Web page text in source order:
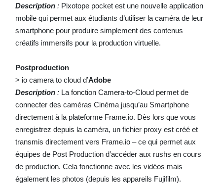
Description: Pixotope pocket est une nouvelle application
mobile qui permet aux étudiants d’utiliser la caméra de leur
smartphone pour produire simplement des contenus
créatifs immersifs pour la production virtuelle.
Postproduction
> io camera to cloud d’Adobe
Description: La fonction Camera-to-Cloud permet de
connecter des caméras Cinéma jusqu’au Smartphone
directement à la plateforme Frame.io. Dès lors que vous
enregistrez depuis la caméra, un fichier proxy est créé et
transmis directement vers Frame.io – ce qui permet aux
équipes de Post Production d’accéder aux rushs en cours
de production. Cela fonctionne avec les vidéos mais
également les photos (depuis les appareils Fujifilm).